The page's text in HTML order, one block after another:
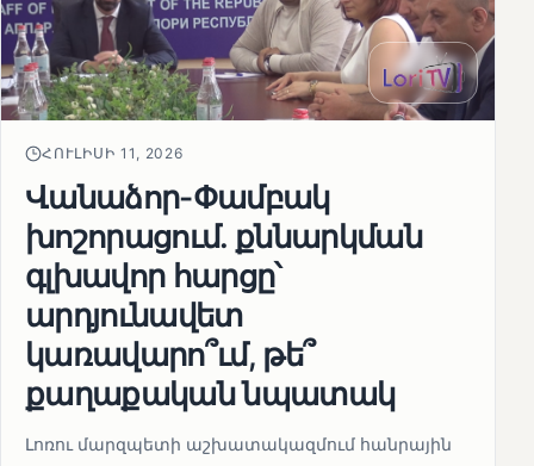
ՀՈՒԼԻՍԻ 11, 2026
Վանաձոր-Փամբակ
խոշորացում. քննարկման
գլխավոր հարցը՝
արդյունավետ
կառավարո՞ւմ, թե՞
քաղաքական նպատակ
Լոռու մարզպետի աշխատակազմում հանրային